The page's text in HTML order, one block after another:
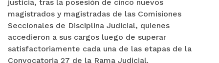
justicia, tras la posesión de cinco nuevos
magistrados y magistradas de las Comisiones
Seccionales de Disciplina Judicial, quienes
accedieron a sus cargos luego de superar
satisfactoriamente cada una de las etapas de la
Convocatoria 27 de la Rama Judicial.